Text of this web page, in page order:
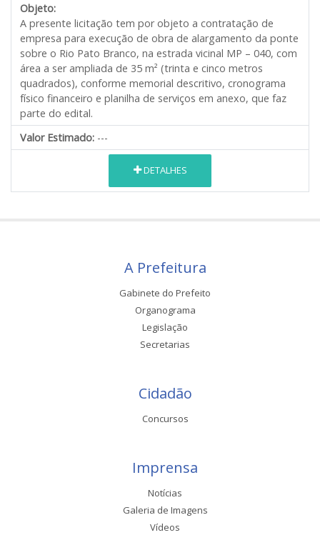
Objeto:
A presente licitação tem por objeto a contratação de
empresa para execução de obra de alargamento da ponte
sobre o Rio Pato Branco, na estrada vicinal MP – 040, com
área a ser ampliada de 35 m² (trinta e cinco metros
quadrados), conforme memorial descritivo, cronograma
físico financeiro e planilha de serviços em anexo, que faz
parte do edital.
Valor Estimado: ---
DETALHES
A Prefeitura
Gabinete do Prefeito
Organograma
Legislação
Secretarias
Cidadão
Concursos
Imprensa
Notícias
Galeria de Imagens
Vídeos